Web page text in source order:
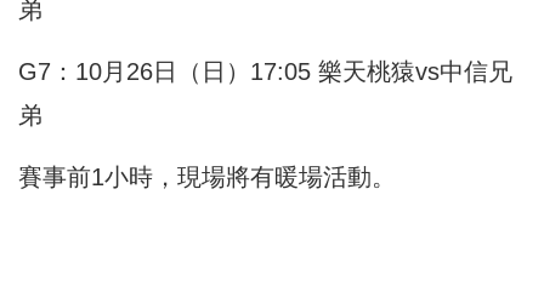
弟
G7：10月26日（日）17:05 樂天桃猿vs中信兄
弟
賽事前1小時，現場將有暖場活動。